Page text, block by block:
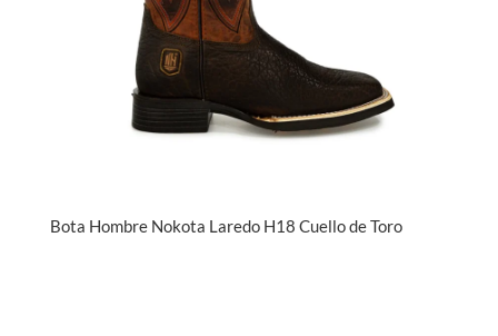
Bota Hombre Nokota Laredo H18 Cuello de Toro